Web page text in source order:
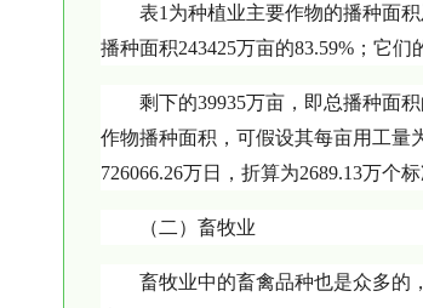
表1为种植业主要作物的播种面
播种面积243425万亩的83.59%；它们
剩下的39935万亩，即总播种面
作物播种面积，可假设其每亩用工量
726066.26万日，折算为2689.13万个
（二）畜牧业
畜牧业中的畜禽品种也是众多的